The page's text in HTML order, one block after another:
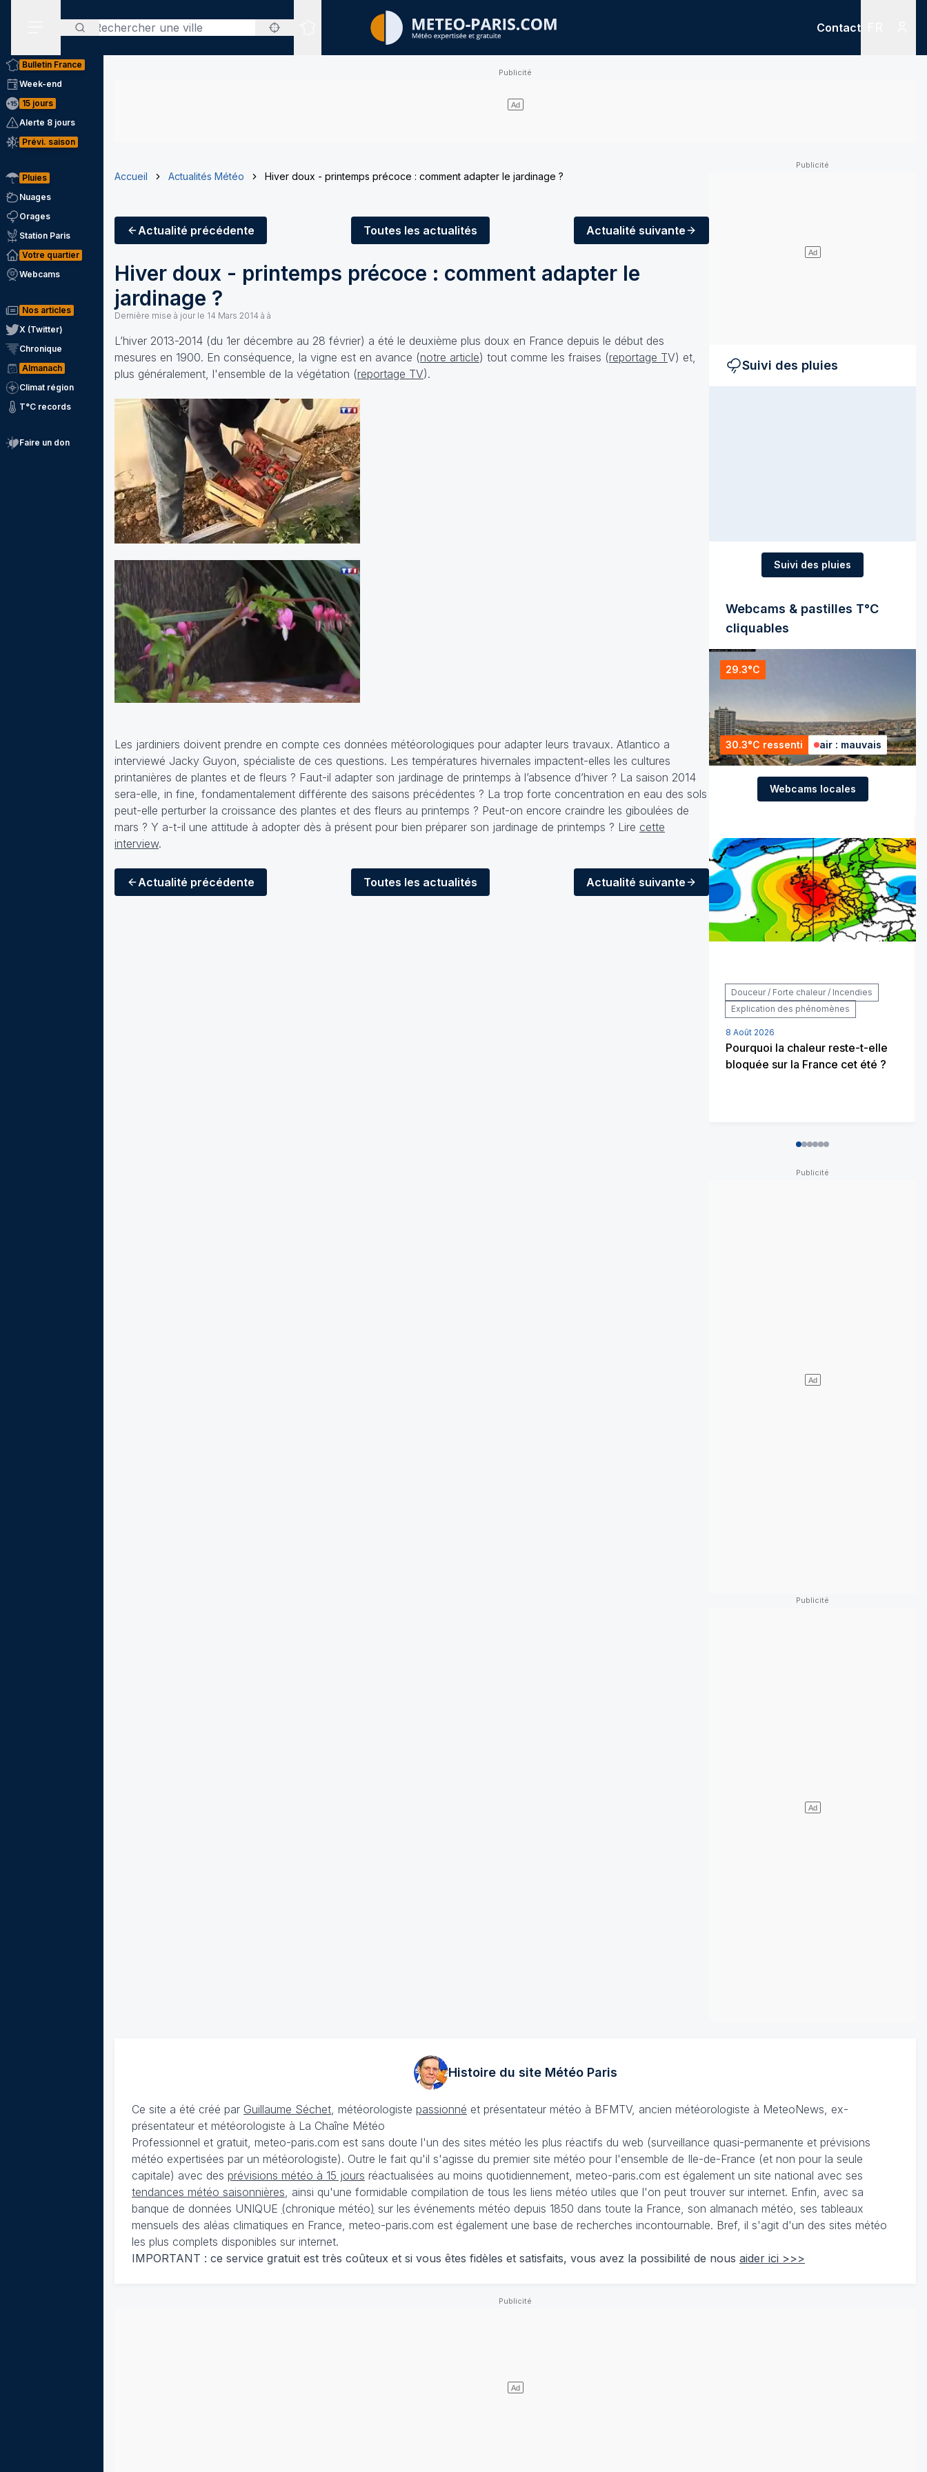
Rechercher
Sites expertisés
Contact
Bulletin France
Week-end
15 jours
Alerte 8 jours
Prévi. saison
Pluies
Nuages
Orages
Station Paris
Votre quartier
Webcams
Nos articles
X (Twitter)
Chronique
Almanach
Climat région
T°C records
Faire un don
Accueil Actualités Météo Hiver doux - printemps précoce : comment adapter le jardinage ?
Actualité précédente Toutes les actualités Actualité suivante
Hiver doux - printemps précoce : comment adapter le
jardinage ?
Dernière mise à jour le 14 Mars 2014 à à
L’hiver 2013-2014 (du 1er décembre au 28 février) a été le deuxième plus doux en France depuis le début des
mesures en 1900. En conséquence, la vigne est en avance (notre article) tout comme les fraises (reportage TV) et,
plus généralement, l'ensemble de la végétation (reportage TV).
Les jardiniers doivent prendre en compte ces données météorologiques pour adapter leurs travaux. Atlantico a
interviewé Jacky Guyon, spécialiste de ces questions. Les températures hivernales impactent-elles les cultures
printanières de plantes et de fleurs ? Faut-il adapter son jardinage de printemps à l’absence d’hiver ? La saison 2014
sera-elle, in fine, fondamentalement différente des saisons précédentes ? La trop forte concentration en eau des sols
peut-elle perturber la croissance des plantes et des fleurs au printemps ? Peut-on encore craindre les giboulées de
mars ? Y a-t-il une attitude à adopter dès à présent pour bien préparer son jardinage de printemps ? Lire cette
interview.
Actualité précédente Toutes les actualités Actualité suivante
Suivi des pluies
Suivi des pluies
Webcams & pastilles T°C
cliquables
29.3°C
30.3°C ressenti air : mauvais
Webcams locales
Douceur / Forte chaleur / Incendies
Explication des phénomènes
8 Août 2026
Pourquoi la chaleur reste-t-elle
bloquée sur la France cet été ?
012345
Histoire du site MétéoParis
Ce site a été créé par Guillaume Séchet , météorologiste passionné et présentateur météo à BFMTV, ancien météorologiste à MeteoNews, ex-
présentateur et météorologiste à La Chaîne Météo
Professionnel et gratuit, meteo-paris.com est sans doute l'un des sites météo les plus réactifs du web (surveillance quasi-permanente et prévisions
météo expertisées par un météorologiste). Outre le fait qu'il s'agisse du premier site météo pour l'ensemble de Ile-de-France (et non pour la seule
capitale) avec des prévisions météo à 15 jours réactualisées au moins quotidiennement, meteo-paris.com est également un site national avec ses
tendances météo saisonnières , ainsi qu'une formidable compilation de tous les liens météo utiles que l'on peut trouver sur internet. Enfin, avec sa
banque de données UNIQUE (chronique météo) sur les événements météo depuis 1850 dans toute la France, son almanach météo, ses tableaux
mensuels des aléas climatiques en France, meteo-paris.com est également une base de recherches incontournable. Bref, il s'agit d'un des sites météo
les plus complets disponibles sur internet.
IMPORTANT : ce service gratuit est très coûteux et si vous êtes fidèles et satisfaits, vous avez la possibilité de nous aider ici >>>